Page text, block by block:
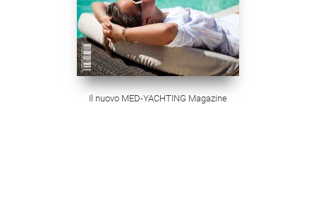
Il nuovo MED-YACHTING Magazine